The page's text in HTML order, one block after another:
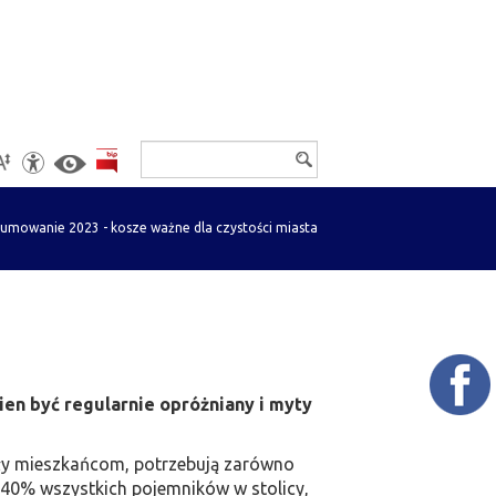
2023 - kosze ważne dla czystości miasta
być regularnie opróżniany i myty
mieszkańcom, potrzebują zarówno
wszystkich pojemników w stolicy,